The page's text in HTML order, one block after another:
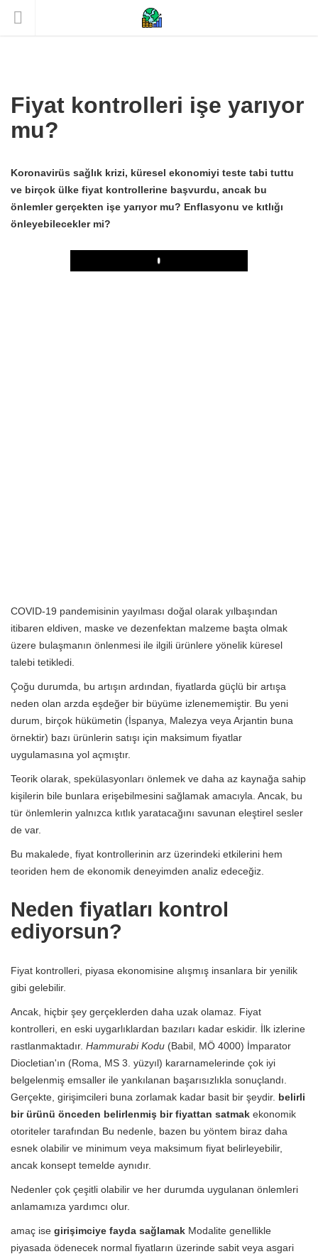
Fiyat kontrolleri işe yarıyor
mu?
Koronavirüs sağlık krizi, küresel ekonomiyi teste tabi tuttu
ve birçok ülke fiyat kontrollerine başvurdu, ancak bu
önlemler gerçekten işe yarıyor mu? Enflasyonu ve kıtlığı
önleyebilecekler mi?
Play
COVID-19 pandemisinin yayılması doğal olarak yılbaşından
itibaren eldiven, maske ve dezenfektan malzeme başta olmak
üzere bulaşmanın önlenmesi ile ilgili ürünlere yönelik küresel
talebi tetikledi.
Çoğu durumda, bu artışın ardından, fiyatlarda güçlü bir artışa
neden olan arzda eşdeğer bir büyüme izlenememiştir. Bu yeni
durum, birçok hükümetin (İspanya, Malezya veya Arjantin buna
örnektir) bazı ürünlerin satışı için maksimum fiyatlar
uygulamasına yol açmıştır.
Teorik olarak, spekülasyonları önlemek ve daha az kaynağa sahip
kişilerin bile bunlara erişebilmesini sağlamak amacıyla. Ancak, bu
tür önlemlerin yalnızca kıtlık yaratacağını savunan eleştirel sesler
de var.
Bu makalede, fiyat kontrollerinin arz üzerindeki etkilerini hem
teoriden hem de ekonomik deneyimden analiz edeceğiz.
Neden fiyatları kontrol
ediyorsun?
Fiyat kontrolleri, piyasa ekonomisine alışmış insanlara bir yenilik
gibi gelebilir.
Ancak, hiçbir şey gerçeklerden daha uzak olamaz. Fiyat
kontrolleri, en eski uygarlıklardan bazıları kadar eskidir. İlk izlerine
rastlanmaktadır. Hammurabi Kodu (Babil, MÖ 4000) İmparator
Diocletian'ın (Roma, MS 3. yüzyıl) kararnamelerinde çok iyi
belgelenmiş emsaller ile yankılanan başarısızlıkla sonuçlandı.
Gerçekte, girişimcileri buna zorlamak kadar basit bir şeydir. belirli
bir ürünü önceden belirlenmiş bir fiyattan satmak ekonomik
otoriteler tarafından Bu nedenle, bazen bu yöntem biraz daha
esnek olabilir ve minimum veya maksimum fiyat belirleyebilir,
ancak konsept temelde aynıdır.
Nedenler çok çeşitli olabilir ve her durumda uygulanan önlemleri
anlamamıza yardımcı olur.
amaç ise girişimciye fayda sağlamak Modalite genellikle
piyasada ödenecek normal fiyatların üzerinde sabit veya asgari